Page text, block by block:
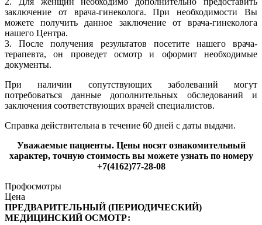
заключение от врача-гинеколога. При необходимости Вы
можете получить данное заключение от врача-гинеколога
нашего Центра.
3. После получения результатов посетите нашего врача-
терапевта, он проведет осмотр и оформит необходимые
документы.
При наличии сопутствующих заболеваний могут
потребоваться данные дополнительных обследований и
заключения соответствующих врачей специалистов.
Справка действительна в течение 60 дней с даты выдачи.
Уважаемые пациенты. Цены носят ознакомительный
характер, точную стоимость вы можете узнать по номеру
+7(4162)77-28-08
Профосмотры
Цена
ПРЕДВАРИТЕЛЬНЫЙ (ПЕРИОДИЧЕСКИЙ)
МЕДИЦИНСКИЙ ОСМОТР: